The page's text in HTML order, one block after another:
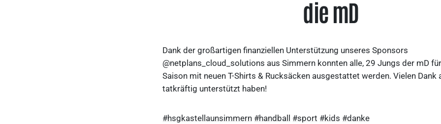
die mD
Dank der großartigen finanziellen Unterstützung unseres Sponsors
@netplans_cloud_solutions aus Simmern konnten alle, 29 Jungs der mD
Saison mit neuen T-Shirts & Rucksäcken ausgestattet werden. Vielen Dank
tatkräftig unterstützt haben!
#hsgkastellaunsimmern #handball #sport #kids #danke